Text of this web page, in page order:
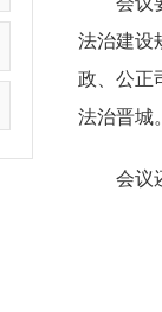
法治建设
政、公正
法治晋城
会议还